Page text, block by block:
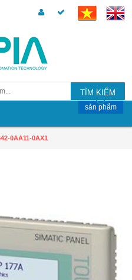
TÌM KIẾM
sản phẩm
0AA11-0AX1